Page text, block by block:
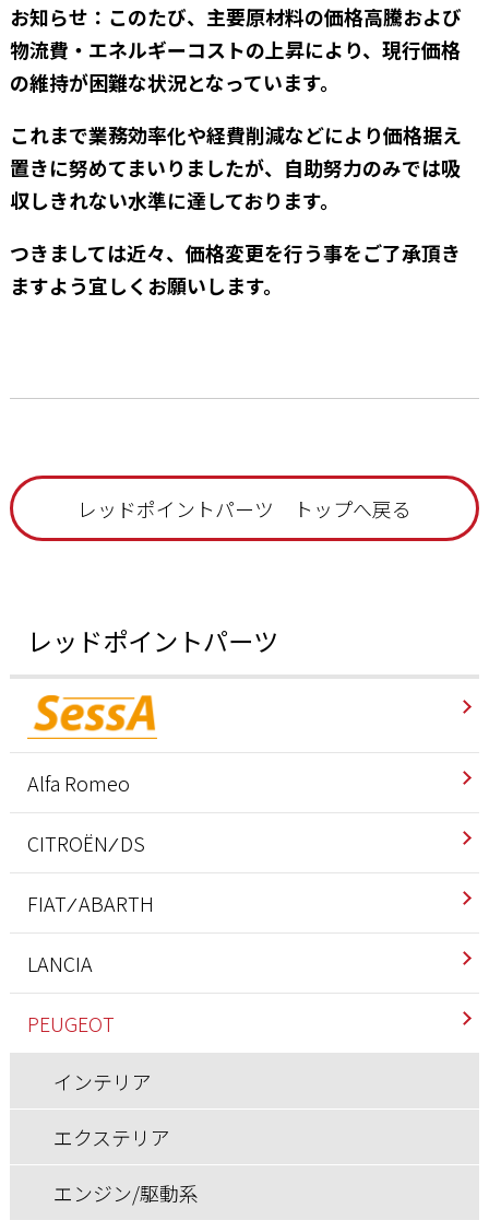
お知らせ：このたび、主要原材料の価格高騰および
物流費・エネルギーコストの上昇により、現行価格
の維持が困難な状況となっています。
これまで業務効率化や経費削減などにより価格据え
置きに努めてまいりましたが、自助努力のみでは吸
収しきれない水準に達しております。
つきましては近々、価格変更を行う事をご了承頂き
ますよう宜しくお願いします。
レッドポイントパーツ トップへ戻る
レッドポイントパーツ
Alfa Romeo
インテリア
エクステリア
エンジン/駆動系
CITROËN ⁄ DS
インテリア
エクステリア
エンジン/駆動系
サスペンション/シャーシ
その他
ブレーキ
FIAT ⁄ ABARTH
アバルト
インテリア
エクステリア
エンジン/駆動系
サスペンション/シャーシ
LANCIA
インテリア
エクステリア
エンジン/駆動系
サスペンション/シャーシ
PEUGEOT
インテリア
エクステリア
エンジン/駆動系